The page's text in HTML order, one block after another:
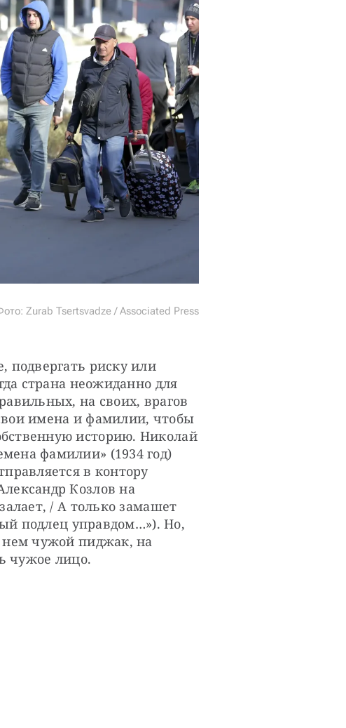
Zurab Tsertsvadze / Associated Press
подвергать риску или
страна неожиданно для
на своих, врагов
имена и фамилии, чтобы
историю. Николай
фамилии» (1934 год)
в контору
Козлов на
/ А только замашет
подлец управдом…»). Но,
нем чужой пиджак, на
чужое лицо.